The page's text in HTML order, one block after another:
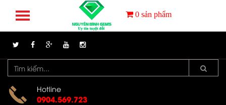
0 sản phẩm
Hotline
0904.569.723